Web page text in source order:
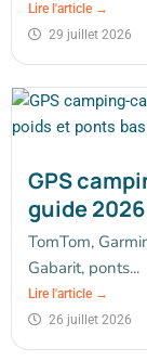
Lire l'article →
29 juillet 2026
GPS
guide 2026
TomTom,
Gabarit, ponts...
Lire l'article →
26 juillet 2026